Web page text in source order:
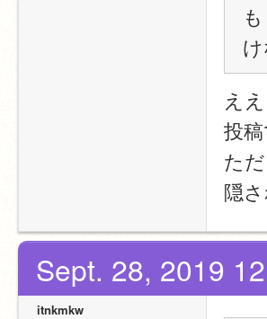
え
投
た
隠
Sept. 28, 2019
itnkmkw